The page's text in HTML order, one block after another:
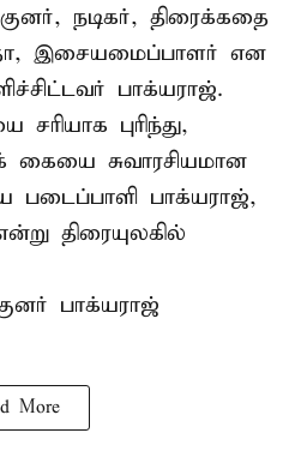
நடிகர், திரைக்கதை
இசையமைப்பாளர் என
பாக்யராஜ்.
புரிந்து,
கையை சுவாரசியமான
படைப்பாளி பாக்யராஜ்,
திரையுலகில்
பாக்யராஜ்
More